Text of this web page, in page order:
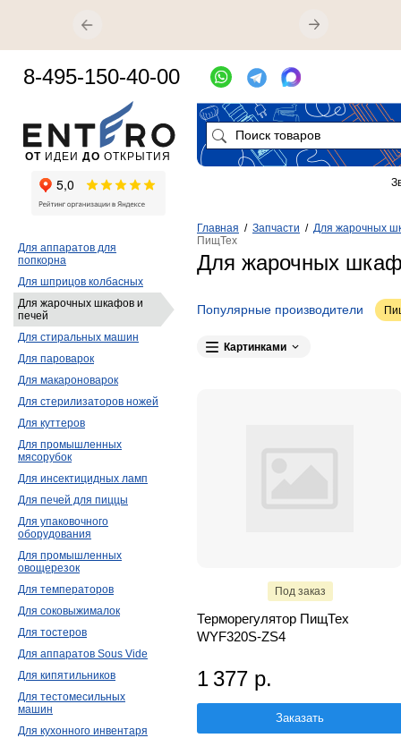
Главная / Запчасти / Для жарочных
ПищТех
Для жарочных
Популярные производители
Картинками
Под заказ
Терморегулятор ПищТех
WYF320S-ZS4
1 377 р.
Заказать
Для аппаратов для
попкорна
Для шприцов колбасных
Для жарочных шкафов и
печей
Для стиральных машин
Для пароварок
Для макароноварок
Для стерилизаторов ножей
Для куттеров
Для промышленных
мясорубок
Для инсектицидных ламп
Для печей для пиццы
Для упаковочного
оборудования
Для промышленных
овощерезок
Для температоров
Для соковыжималок
Для тостеров
Для аппаратов Sous Vide
Для кипятильников
Для тестомесильных
машин
Для кухонного инвентаря
ОТ ИДЕИ ДО ОТКРЫТИЯ
8-495-150-40-00